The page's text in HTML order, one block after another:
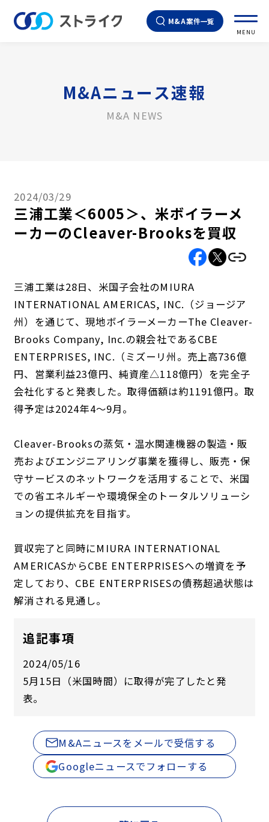
M&A案件一覧
MENU
M&Aニュース速報
M&A NEWS
2024/03/29
三浦工業＜6005＞、米ボイラーメ
ーカーのCleaver-Brooksを買収
三浦工業は28日、米国子会社のMIURA
INTERNATIONAL AMERICAS, INC.（ジョージア
州）を通じて、現地ボイラーメーカーThe Cleaver-
Brooks Company, Inc.の親会社であるCBE
ENTERPRISES, INC.（ミズーリ州。売上高736億
円、営業利益23億円、純資産△118億円）を完全子
会社化すると発表した。取得価額は約1191億円。取
得予定は2024年4〜9月。
Cleaver-Brooksの蒸気・温水関連機器の製造・販
売およびエンジニアリング事業を獲得し、販売・保
守サービスのネットワークを活用することで、米国
での省エネルギーや環境保全のトータルソリューシ
ョンの提供拡充を目指す。
買収完了と同時にMIURA INTERNATIONAL
AMERICASからCBE ENTERPRISESへの増資を予
定しており、CBE ENTERPRISESの債務超過状態は
解消される見通し。
追記事項
2024/05/16
5月15日（米国時間）に取得が完了したと発
表。
M&Aニュースをメールで受信する
Googleニュースでフォローする